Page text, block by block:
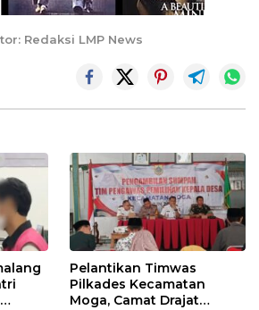
Redaksi LMP News
Pelantikan Timwas
Pilkades Kecamatan
Moga, Camat Drajat